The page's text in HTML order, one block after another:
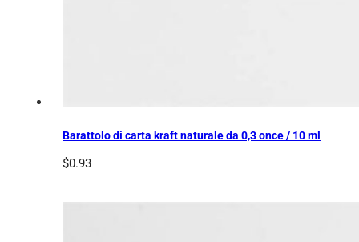
Barattolo di carta kraft naturale da 0,3 once / 10 ml
$0.93